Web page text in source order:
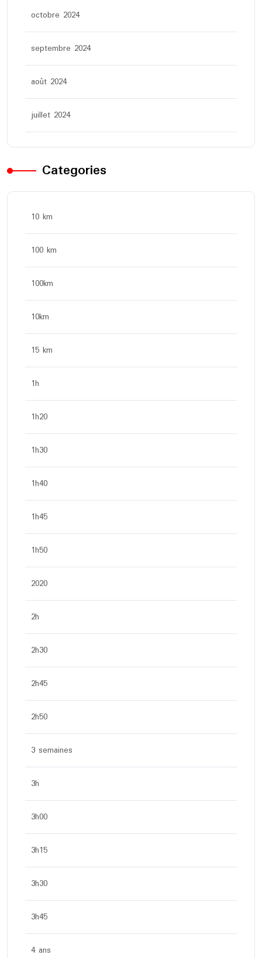
octobre 2024
septembre 2024
août 2024
juillet 2024
Categories
10 km
100 km
100km
10km
15 km
1h
1h20
1h30
1h40
1h45
1h50
2020
2h
2h30
2h45
2h50
3 semaines
3h
3h00
3h15
3h30
3h45
4 ans